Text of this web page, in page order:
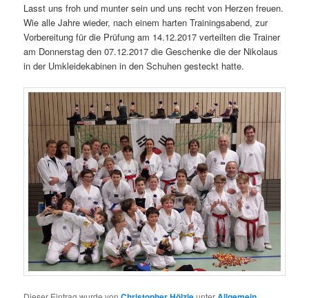
Lasst uns froh und munter sein und uns recht von Herzen freuen.
Wie alle Jahre wieder, nach einem harten Trainingsabend, zur
Vorbereitung für die Prüfung am 14.12.2017 verteilten die Trainer
am Donnerstag den 07.12.2017 die Geschenke die der Nikolaus
in der Umkleidekabinen in den Schuhen gesteckt hatte.